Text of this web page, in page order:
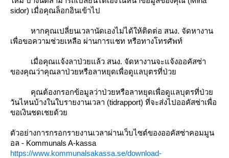
sidor) เมื่อคุณล็อกอินเข้าไป
หากคุณเปลี่ยนเวลานัดเองไม่ได้ให้ติดต่อ สนง. จัดหางาน
เพื่อขอความช่วยเหลือ ผ่านการแชท หรือทางโทรศัพท์
เมื่อคุณแจ้งลาป่วยแล้ว สนง. จัดหางานจะแจ้งออคัสซ่า
ของคุณว่าคุณลาป่วยหรือลาหยุดเพื่อดูแลบุตรที่ป่ว
คุณต้องกรอกข้อมูลว่าป่วยหรือลาหยุดเพื่อดูแลบุตรที่ป่ว
วันไหนบ้างในใบรายงานเวลา (tidrapport) ที่จะส่งไปออคัสซ่าเพื่อ
ขอเงินชดเชยด้ว
ตัวอย่างการกรอกรายงานเวลาผ่านเว็บไซต์ของออคัสซ่าคอมมูน
อล - Kommunals A-kassa
https://www.kommunalsakassa.se/download-